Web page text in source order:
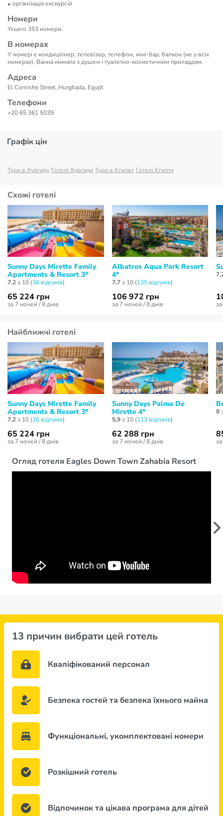
Огляд готеля Eagles Down Town Zahabia Resort
організація екскурсій
Номери
Усього 353 номери.
В номерах
У номері є кондиціонер, телевізор, телефон, міні-бар, балкон (не у всіх
номерах). Ванна кімната з душем і туалетно-косметичним приладдям.
Адреса
El Cornishe Street, Hurghada, Egypt
Телефони
+20 65 361 5039
Графік цін
Тури в Хургаду Готелі Хургади Тури в Єгипет Готелі Єгипту
Схожі готелі
Sunny Days Mirette Family
Apartments & Resort 3*
7,2з 10 (36 відгуків)
65 224 грн
за 7 ночей / 8 днів
Albatros Aqua Park Resort
4*
7,7з 10 (135 відгуків)
106 972 грн
за 7 ночей / 8 днів
Найближчі готелі
Sunny Days Mirette Family
Apartments & Resort 3*
7,2з 10 (36 відгуків)
65 224 грн
за 7 ночей / 8 днів
Sunny Days Palma De
Mirette 4*
5,9з 10 (113 відгуків)
62 288 грн
за 7 ночей / 8 днів
8
13 причин вибрати цей готель
Кваліфікований персонал
Безпека гостей та безпека їхнього майна
Функціональні, укомплектовані номери
Розкішний готель
Відпочинок та цікава програма для дітей